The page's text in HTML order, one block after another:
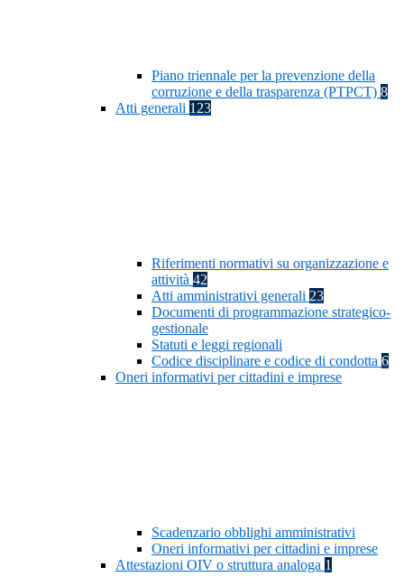
Piano triennale per la prevenzione della
corruzione e della trasparenza (PTPCT) 8
Atti generali 123
Riferimenti normativi su organizzazione e
attività 42
Atti amministrativi generali 23
Documenti di programmazione strategico-
gestionale
Statuti e leggi regionali
Codice disciplinare e codice di condotta 6
Oneri informativi per cittadini e imprese
Scadenzario obblighi amministrativi
Oneri informativi per cittadini e imprese
Attestazioni OIV o struttura analoga 1